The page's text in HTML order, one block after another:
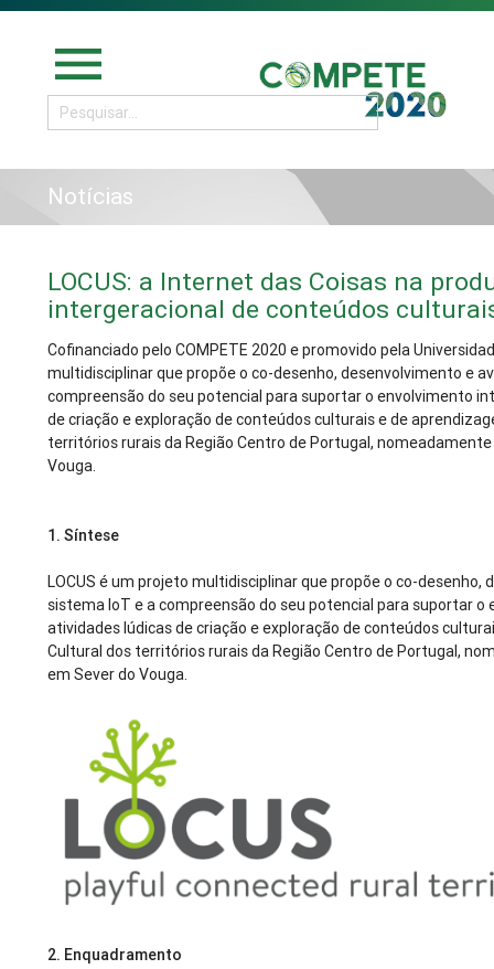
menu
Notícias
LOCUS: a Internet das Coisas na
intergeracional de conteúdos
Cofinanciado pelo COMPETE 2020 e promovido pela
multidisciplinar que propõe o co-desenho, desenvolvimento e
compreensão do seu potencial para suportar o envolvimento
de criação e exploração de conteúdos culturais e de
territórios rurais da Região Centro de Portugal,
Vouga.
1. Síntese
LOCUS é um projeto multidisciplinar que propõe o co-
sistema IoT e a compreensão do seu potencial para suportar
atividades lúdicas de criação e exploração de conteúdos
Cultural dos territórios rurais da Região Centro de Portugal,
em Sever do Vouga.
2. Enquadramento